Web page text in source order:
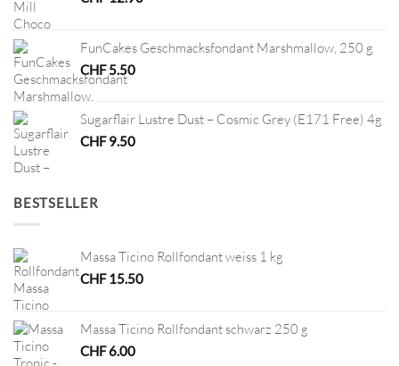
FunCakes Geschmacksfondant Marshmallow, 250 g
CHF5.50
Sugarflair Lustre Dust – Cosmic Grey (E171 Free) 4g
CHF9.50
BESTSELLER
Massa Ticino Rollfondant weiss 1 kg
CHF15.50
Massa Ticino Rollfondant schwarz 250 g
CHF6.00